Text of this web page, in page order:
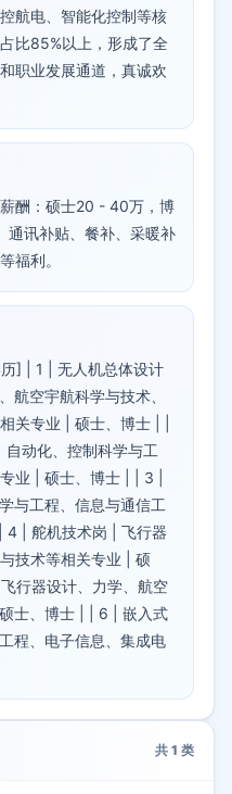
航电、智能化控制等核
比85%以上，形成了全
职业发展通道，真诚欢
酬：硕士20 - 40万，博
讯补贴、餐补、采暖补
福利。
] | 1 | 无人机总体设计
航空宇航科学与技术、
关专业 | 硕士、博士 | |
动化、控制科学与工
业 | 硕士、博士 | | 3 |
与工程、信息与通信工
4 | 舵机技术岗 | 飞行器
技术等相关专业 | 硕
行器设计、力学、航空
士、博士 | | 6 | 嵌入式
程、电子信息、集成电
共 1 类